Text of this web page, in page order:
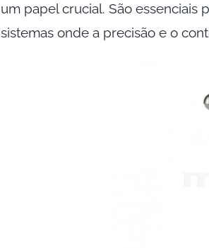
um papel crucial. São essenciais
sistemas onde a precisão e o